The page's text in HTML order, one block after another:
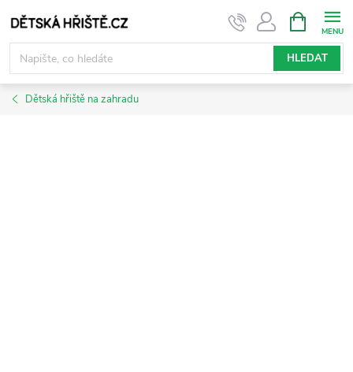
na
obsah
HLEDAT
NÁKUPNÍ
KOŠÍK
Dětská hřiště na zahradu